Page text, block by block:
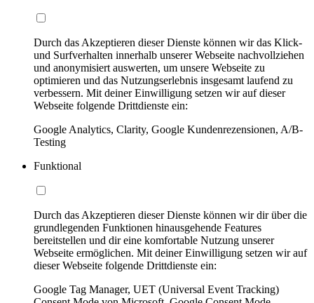
Durch das Akzeptieren dieser Dienste können wir das Klick-
und Surfverhalten innerhalb unserer Webseite nachvollziehen
und anonymisiert auswerten, um unsere Webseite zu
optimieren und das Nutzungserlebnis insgesamt laufend zu
verbessern. Mit deiner Einwilligung setzen wir auf dieser
Webseite folgende Drittdienste ein:
Google Analytics, Clarity, Google Kundenrezensionen, A/B-
Testing
Funktional
Durch das Akzeptieren dieser Dienste können wir dir über die
grundlegenden Funktionen hinausgehende Features
bereitstellen und dir eine komfortable Nutzung unserer
Webseite ermöglichen. Mit deiner Einwilligung setzen wir auf
dieser Webseite folgende Drittdienste ein:
Google Tag Manager, UET (Universal Event Tracking)